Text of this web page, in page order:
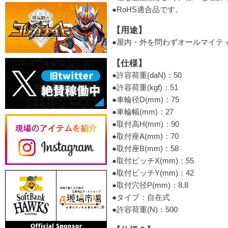
●RoHS適合品です。
【用途】
●屋内・外を問わずオールマイテ
【仕様】
●許容荷重(daN)：50
●許容荷重(kgf)：51
●車輪径D(mm)：75
●車輪幅(mm)：27
●取付高H(mm)：90
●取付座A(mm)：70
●取付座B(mm)：58
●取付ピッチX(mm)：55
●取付ピッチY(mm)：42
●取付穴径P(mm)：8.8
●タイプ：自在式
●許容荷重(N)：500